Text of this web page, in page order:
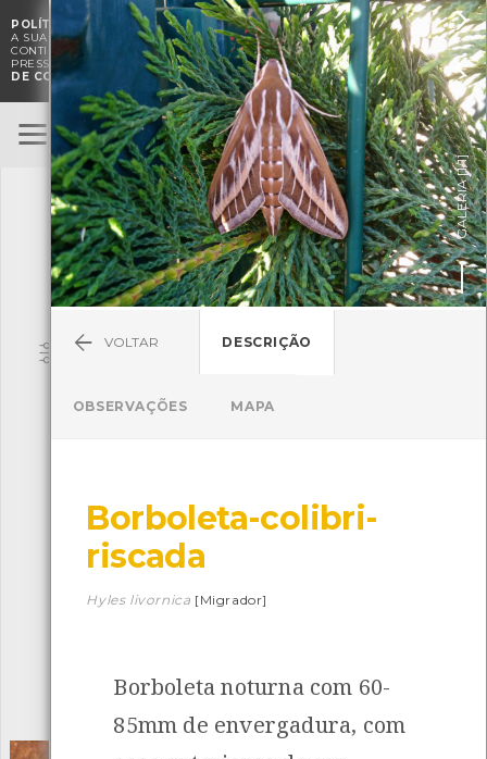
POLÍTICA DE COOKIES. O CMIA UTILIZA COOKIES PARA MELHORAR
A SUA EXPERIÊNCIA DE NAVEGAÇÃO E PARA FINS ESTATÍSTICOS.A
CONTINUAÇÃO DA UTILIZAÇÃO DESTE WEBSITE E SERVIÇOS
PRESSUPÕE A ACEITAÇÃO DA UTILIZAÇÃO DE COOKIES.POLÍTICA
DE COOKIES

ENTRAR
BioRegisto
TERMOS DE UTILIZAÇÃO
SUBMETER OBSERVAÇÃO
Pesquisa
Descarregar a app BioRegisto


GALERIA [
1/1
]
VOLTAR DESCRIÇÃO
OBSERVAÇÕES MAPA
Borboleta-colibri-
riscada
Hyles livornica [Migrador]
Borboleta noturna com 60-
85mm de envergadura, com